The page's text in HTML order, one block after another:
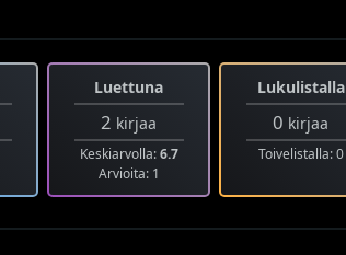
Luettuna
2 kirjaa
Keskiarvolla:6.7
Arvioita: 1
Lukulistalla
0 kirjaa
Toivelistalla: 0